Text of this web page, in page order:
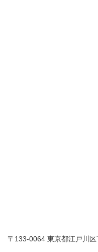
〒133-0064 東京都江戸川